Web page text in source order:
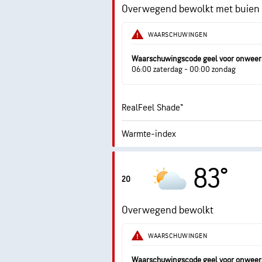
Vochtigheid
Dauwpunt
Overwegend bewolkt met buien
WAARSCHUWINGEN
Waarschuwingscode geel voor
06:00 zaterdag - 00:00 zondag
RealFeel Shade™
Warmte-index
Windstoten
Vochtigheid
Dauwpunt
20 83°
Overwegend bewolkt
WAARSCHUWINGEN
Waarschuwingscode geel voor